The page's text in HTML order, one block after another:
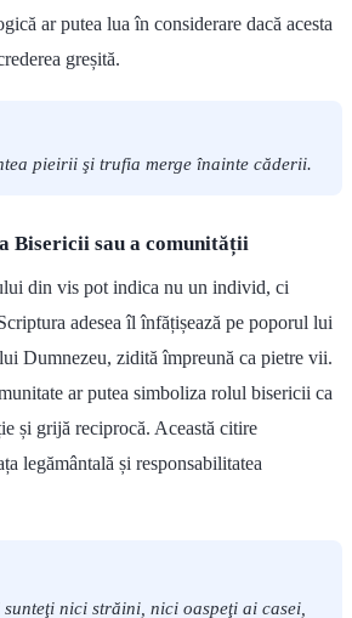
ar putea lua în considerare dacă acesta
greșită.
pieirii şi trufia merge înainte căderii.
Bisericii sau a comunității
din vis pot indica nu un individ, ci
adesea îl înfățișează pe poporul lui
Dumnezeu, zidită împreună ca pietre vii.
ar putea simboliza rolul bisericii ca
și grijă reciprocă. Această citire
legământală și responsabilitatea
nici străini, nici oaspeţi ai casei,